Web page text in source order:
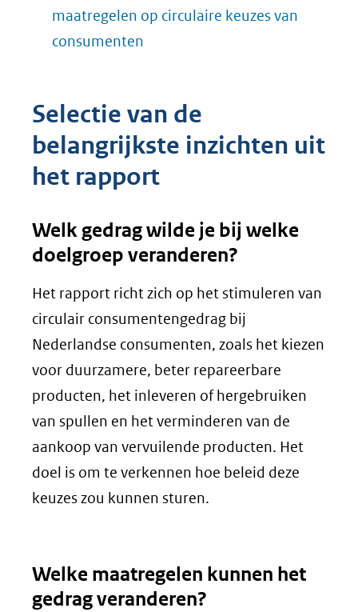
maatregelen op circulaire keuzes van
consumenten
venster)
(verwijst
naar
andere
website)
Selectie van de
belangrijkste inzichten uit
het rapport
Welk gedrag wilde je bij welke
doelgroep veranderen?
Het rapport richt zich op het stimuleren van
circulair consumentengedrag bij
Nederlandse consumenten, zoals het kiezen
voor duurzamere, beter repareerbare
producten, het inleveren of hergebruiken
van spullen en het verminderen van de
aankoop van vervuilende producten. Het
doel is om te verkennen hoe beleid deze
keuzes zou kunnen sturen.
Welke maatregelen kunnen het
gedrag veranderen?